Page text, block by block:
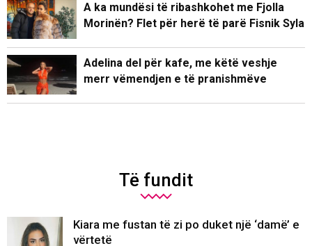
A ka mundësi të ribashkohet me Fjolla
Morinën? Flet për herë të parë Fisnik Syla
Adelina del për kafe, me këtë veshje
merr vëmendjen e të pranishmëve
Të fundit
Kiara me fustan të zi po duket një ‘damë’ e
vërtetë